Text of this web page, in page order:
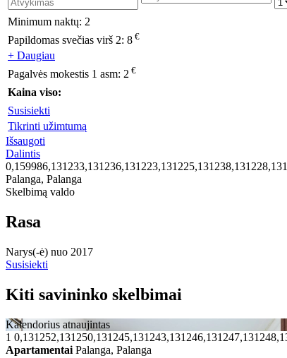
Minimum naktų: 2
Papildomas svečias virš 2: 8 €
+ Daugiau
Pagalvės mokestis 1 asm: 2 €
Kaina viso:
Susisiekti
Tikrinti užimtumą
Išsaugoti
Dalintis
Palanga, Palanga
Skelbimą valdo
Rasa
Narys(-ė) nuo 2017
Susisiekti
Kiti savininko skelbimai
Kalendorius atnaujintas
1
Apartamentai Palanga, Palanga